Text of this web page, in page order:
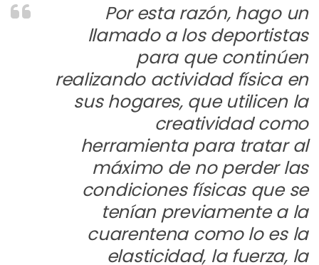
Por esta razón, hago un
llamado a los deportistas
para que continúen
realizando actividad física en
sus hogares, que utilicen la
creatividad como
herramienta para tratar al
máximo de no perder las
condiciones físicas que se
tenían previamente a la
cuarentena como lo es la
elasticidad, la fuerza, la